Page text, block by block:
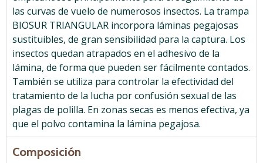
las curvas de vuelo de numerosos insectos. La trampa
BIOSUR TRIANGULAR incorpora láminas pegajosas
sustituibles, de gran sensibilidad para la captura. Los
insectos quedan atrapados en el adhesivo de la
lámina, de forma que pueden ser fácilmente contados.
También se utiliza para controlar la efectividad del
tratamiento de la lucha por confusión sexual de las
plagas de polilla. En zonas secas es menos efectiva, ya
que el polvo contamina la lámina pegajosa.
Composición